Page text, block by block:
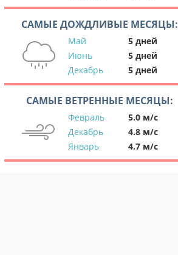
САМЫЕ ДОЖДЛИВЫЕ МЕСЯЦЫ:
Май
5 дней
Июнь
5 дней
Декабрь
5 дней
САМЫЕ ВЕТРЕННЫЕ МЕСЯЦЫ:
Февраль
5.0 м/с
Декабрь
4.8 м/с
Январь
4.7 м/с